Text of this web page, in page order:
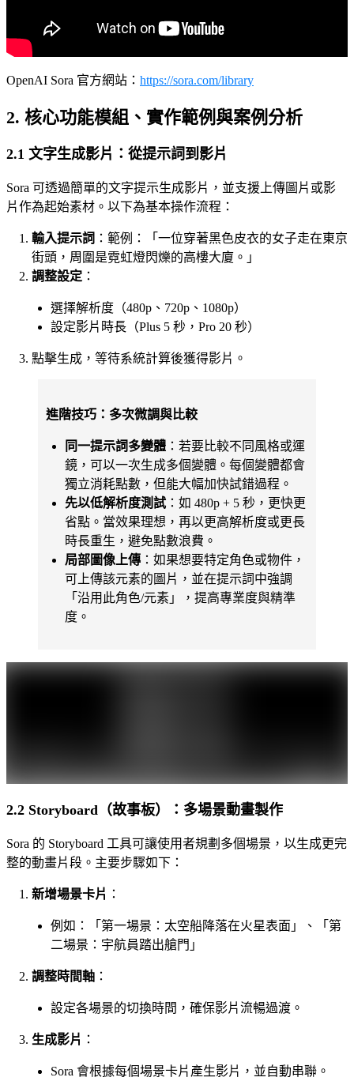
OpenAI Sora 官方網站： https://sora.com/library
2. 核心功能模組、實作範例與案例分析
2.1 文字生成影片：從提示詞到影片
Sora 可透過簡單的文字提示生成影片，並支援上傳圖片或影
片作為起始素材。以下為基本操作流程：
輸入提示詞 ：範例：「一位穿著黑色皮衣的女子走在東京
街頭，周圍是霓虹燈閃爍的高樓大廈。」
調整設定 ：
選擇解析度（480p、720p、1080p）
設定影片時長（Plus 5 秒，Pro 20 秒）
點擊生成，等待系統計算後獲得影片。
進階技巧：多次微調與比較
同一提示詞多變體 ：若要比較不同風格或運
鏡，可以一次生成多個變體。每個變體都會
獨立消耗點數，但能大幅加快試錯過程。
先以低解析度測試 ：如 480p + 5 秒，更快更
省點。當效果理想，再以更高解析度或更長
時長重生，避免點數浪費。
局部圖像上傳 ：如果想要特定角色或物件，
可上傳該元素的圖片，並在提示詞中強調
「沿用此角色/元素」，提高專業度與精準
度。
2.2 Storyboard（故事板）：多場景動畫製作
Sora 的 Storyboard 工具可讓使用者規劃多個場景，以生成更完
整的動畫片段。主要步驟如下：
新增場景卡片 ：
例如：「第一場景：太空船降落在火星表面」、「第
二場景：宇航員踏出艙門」
調整時間軸 ：
設定各場景的切換時間，確保影片流暢過渡。
生成影片 ：
Sora 會根據每個場景卡片產生影片，並自動串聯。